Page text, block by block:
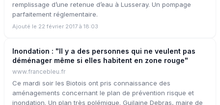
remplissage d’une retenue d’eau à Lusseray. Un pompage
parfaitement réglementaire.
Ajouté le 22 février 2017 à 18:03
Inondation : "Il y a des personnes qui ne veulent pas
déménager même si elles habitent en zone rouge"
www.francebleu.fr
Ce mardi soir les Biotois ont pris connaissance des
aménagements concernant le plan de prévention risque et
inondation. Un plan très polémique. Guilaine Debras, maire de